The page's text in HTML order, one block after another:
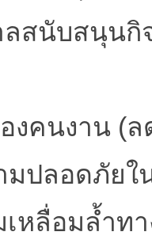
สนับสนุนกิ
งคนงาน (
ปลอดภัยใ
หลื่อมล้ำท